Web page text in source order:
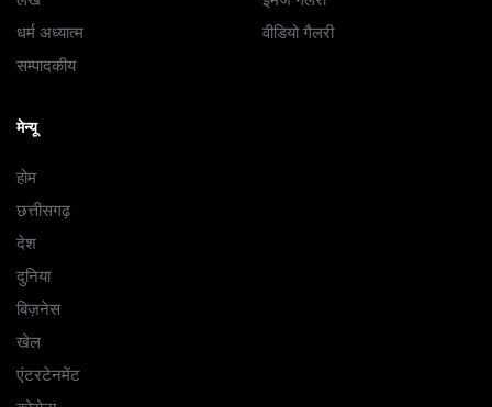
धर्म अध्यात्म
सम्पादकीय
वीडियो गैलरी
मेन्यू
होम
छत्तीसगढ़
देश
दुनिया
बिज़नेस
खेल
एंटरटेनमेंट